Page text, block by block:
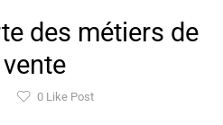
des métiers de
vente
0Like Post